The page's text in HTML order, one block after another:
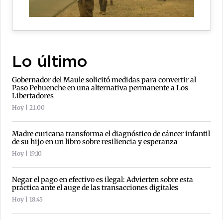
Lo último
Gobernador del Maule solicitó medidas para convertir al
Paso Pehuenche en una alternativa permanente a Los
Libertadores
Hoy | 21:00
Madre curicana transforma el diagnóstico de cáncer infantil
de su hijo en un libro sobre resiliencia y esperanza
Hoy | 19:10
Negar el pago en efectivo es ilegal: Advierten sobre esta
práctica ante el auge de las transacciones digitales
Hoy | 18:45